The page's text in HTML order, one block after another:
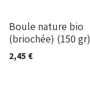
Boule nature bio
(briochée) (150 gr)
2,45 €